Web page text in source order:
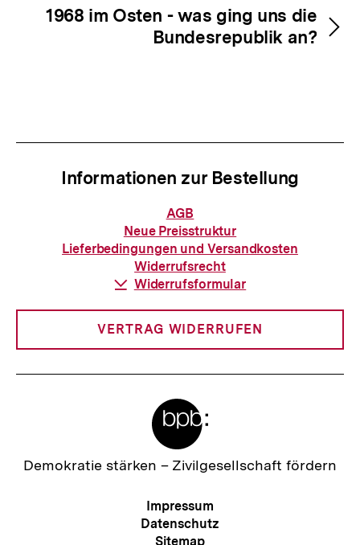
1968 im Osten - was ging uns die
Bundesrepublik an?
Informationen zur Bestellung
Informationen
zur
Bestellung
AGB
Neue Preisstruktur
Lieferbedingungen und Versandkosten
Widerrufsrecht
Download-
Widerrufsformular
VERTRAG WIDERRUFEN
Zur
Demokratie stärken – Zivilgesellschaft fördern
Meta-
Navigation
Impressum
Datenschutz
Sitemap